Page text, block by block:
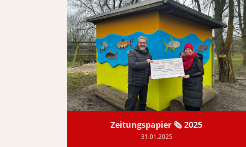
Zeitungspapier 🗞️ 2025
31.01.2025